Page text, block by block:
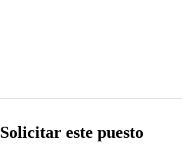
Solicitar este puesto